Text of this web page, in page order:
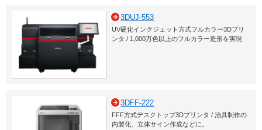
3DUJ-553
UV硬化インクジェット方式フルカラー3Dプリ
ンタ / 1,000万色以上のフルカラー造形を実現
3DFF-222
FFF方式デスクトップ3Dプリンタ / 治具制作の
内製化、立体サイン作成などに。